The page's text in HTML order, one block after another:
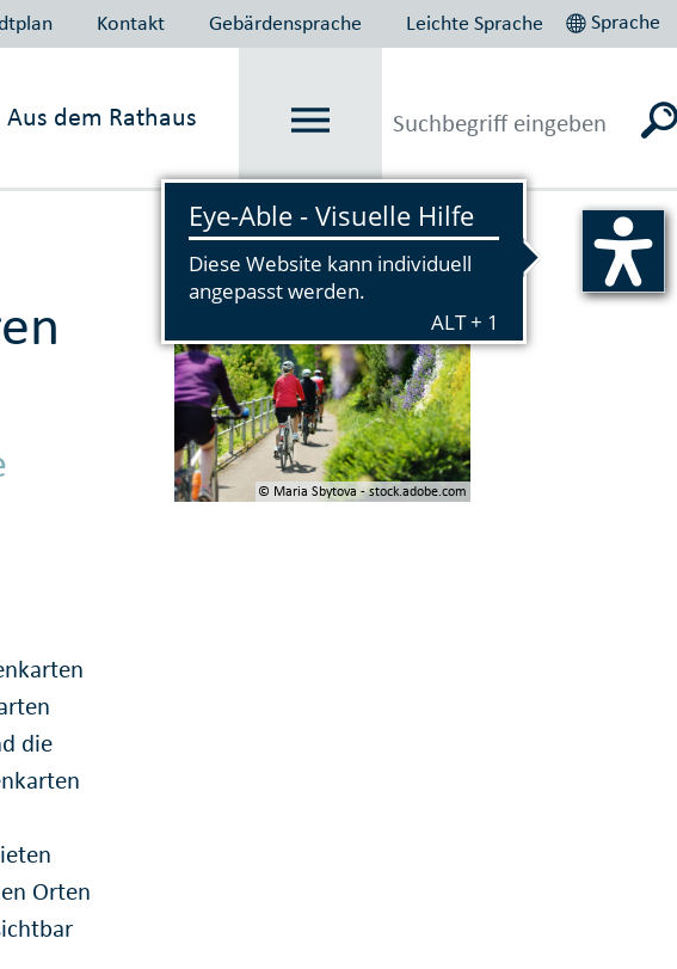
Kontakt Gebärdensprache Leichte Sprache Sprache
Aus dem Rathaus
Vorlesen
die
Orten
© Maria Sbytova - stock.adobe.com